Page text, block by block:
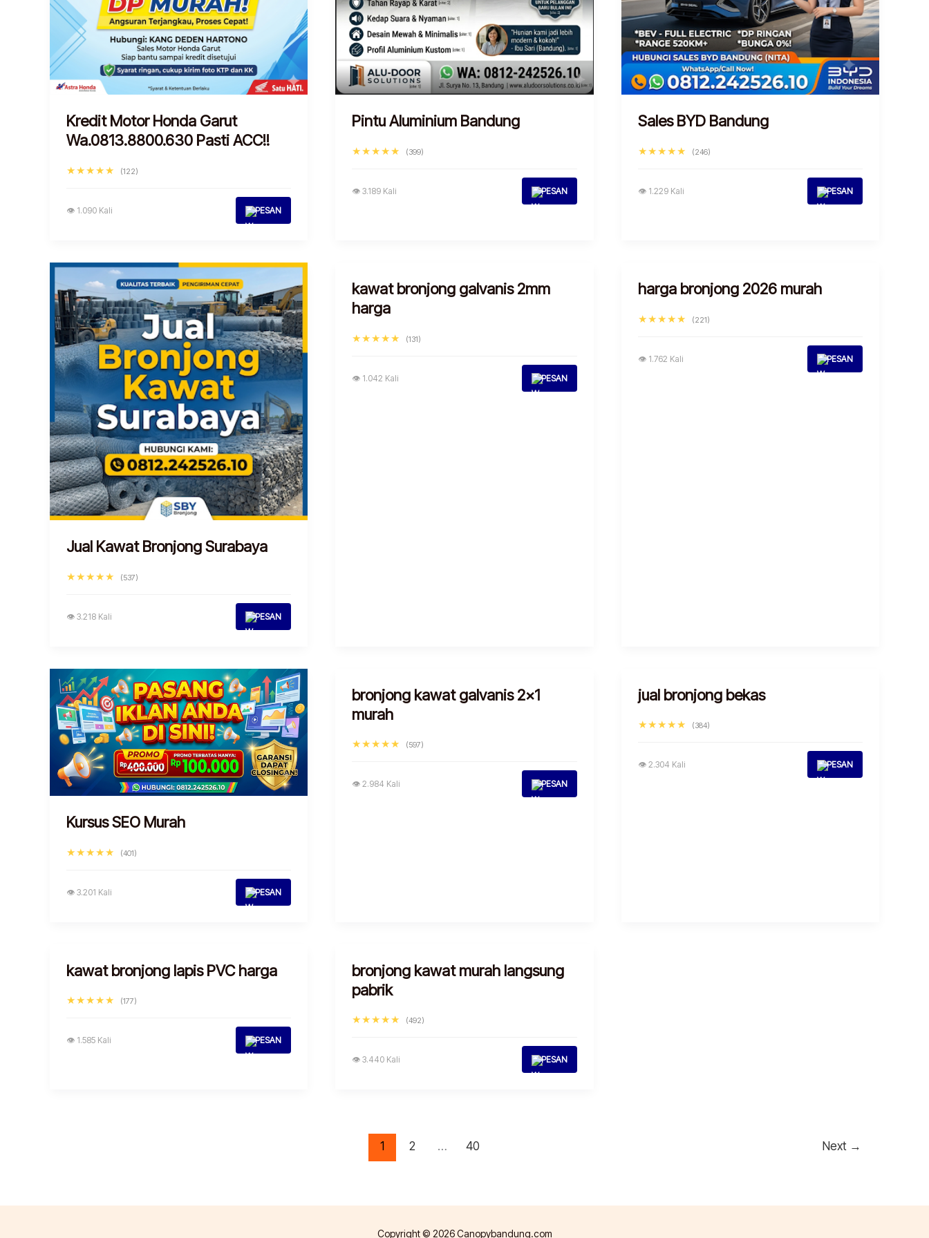
Kredit Motor Honda Garut
Wa.0813.8800.630 Pasti ACC!!
★★★★★ (122)
👁 1.090 Kali PESAN
Pintu Aluminium Bandung
★★★★★ (399)
👁 3.189 Kali PESAN
Sales BYD Bandung
★★★★★ (246)
👁 1.229 Kali PESAN
Jual Kawat Bronjong Surabaya
★★★★★ (537)
👁 3.218 Kali PESAN
kawat bronjong galvanis 2mm
harga
★★★★★ (131)
👁 1.042 Kali PESAN
harga bronjong 2026 murah
★★★★★ (221)
👁 1.762 Kali PESAN
Kursus SEO Murah
★★★★★ (401)
👁 3.201 Kali PESAN
bronjong kawat galvanis 2×1
murah
★★★★★ (597)
👁 2.984 Kali PESAN
jual bronjong bekas
★★★★★ (384)
👁 2.304 Kali PESAN
kawat bronjong lapis PVC harga
★★★★★ (177)
👁 1.585 Kali PESAN
bronjong kawat murah langsung
pabrik
★★★★★ (492)
👁 3.440 Kali PESAN
1 2 … 40 Next →
Copyright © 2026 Canopybandung.com